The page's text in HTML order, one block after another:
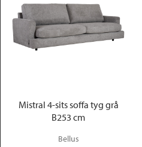
Mistral 4-sits soffa tyg grå
B253 cm
Bellus